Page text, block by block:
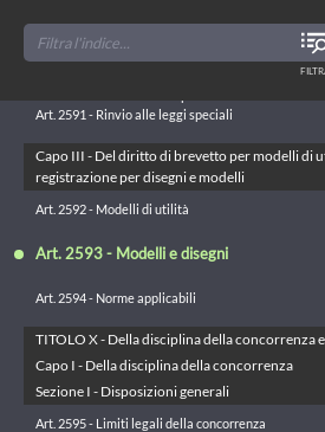
Art. 2587 - Brevetto dipendente da brevetto altrui
Art. 2591 - Rinvio alle leggi speciali
Capo III - Del diritto di brevetto per modelli di
registrazione per disegni e modelli
Art. 2592 - Modelli di utilità
Art. 2593 - Modelli e disegni
Art. 2594 - Norme applicabili
TITOLO X - Della disciplina della concorrenza
Capo I - Della disciplina della concorrenza
Sezione I - Disposizioni generali
Art. 2595 - Limiti legali della concorrenza